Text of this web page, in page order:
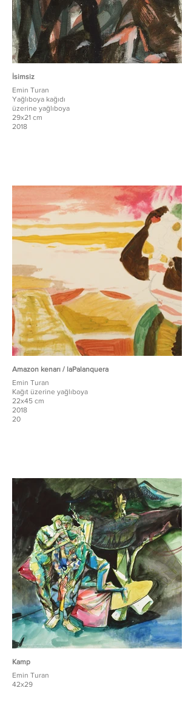
İsimsiz
Emin Turan
Yağlıboya kağıdı
üzerine yağlıboya
29x21 cm
2018
Amazon kenarı / laPalanquera
Emin Turan
Kağıt üzerine yağlıboya
22x45 cm
2018
20
Kamp
Emin Turan
42x29